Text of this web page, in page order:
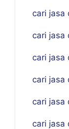
cari jasa
cari jasa
cari jasa
cari jasa
cari jasa
cari jasa